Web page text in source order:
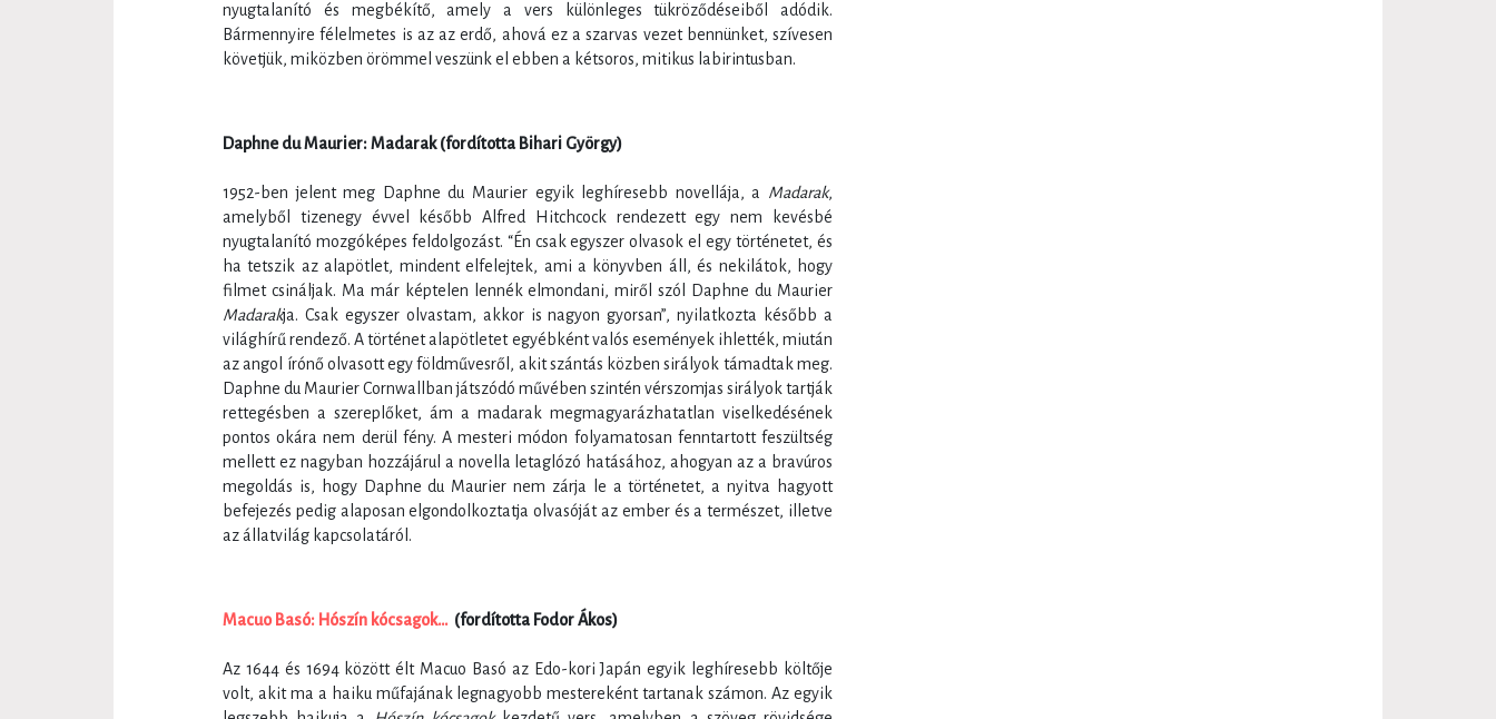
nyugtalanító és megbékítő, amely a vers különleges tükröződéseiből adódik.
Bármennyire félelmetes is az az erdő, ahová ez a szarvas vezet bennünket, szívesen
követjük, miközben örömmel veszünk el ebben a kétsoros, mitikus labirintusban.
Daphne du Maurier: Madarak (fordította Bihari György)
1952-ben jelent meg Daphne du Maurier egyik leghíresebb novellája, a Madarak,
amelyből tizenegy évvel később Alfred Hitchcock rendezett egy nem kevésbé
nyugtalanító mozgóképes feldolgozást. “Én csak egyszer olvasok el egy történetet, és
ha tetszik az alapötlet, mindent elfelejtek, ami a könyvben áll, és nekilátok, hogy
filmet csináljak. Ma már képtelen lennék elmondani, miről szól Daphne du Maurier
Madarakja. Csak egyszer olvastam, akkor is nagyon gyorsan”, nyilatkozta később a
világhírű rendező. A történet alapötletet egyébként valós események ihlették, miután
az angol írónő olvasott egy földművesről, akit szántás közben sirályok támadtak meg.
Daphne du Maurier Cornwallban játszódó művében szintén vérszomjas sirályok tartják
rettegésben a szereplőket, ám a madarak megmagyarázhatatlan viselkedésének
pontos okára nem derül fény. A mesteri módon folyamatosan fenntartott feszültség
mellett ez nagyban hozzájárul a novella letaglózó hatásához, ahogyan az a bravúros
megoldás is, hogy Daphne du Maurier nem zárja le a történetet, a nyitva hagyott
befejezés pedig alaposan elgondolkoztatja olvasóját az ember és a természet, illetve
az állatvilág kapcsolatáról.
Macuo Basó: Hószín kócsagok… (fordította Fodor Ákos)
Az 1644 és 1694 között élt Macuo Basó az Edo-kori Japán egyik leghíresebb költője
volt, akit ma a haiku műfajának legnagyobb mestereként tartanak számon. Az egyik